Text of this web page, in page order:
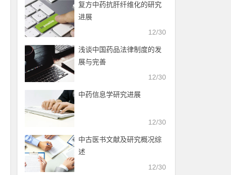
复方中药抗肝纤维化的研究
进展
12/30
浅谈中国药品法律制度的发
展与完善
12/30
中药信息学研究进展
12/30
中古医书文献及研究概况综
述
12/30